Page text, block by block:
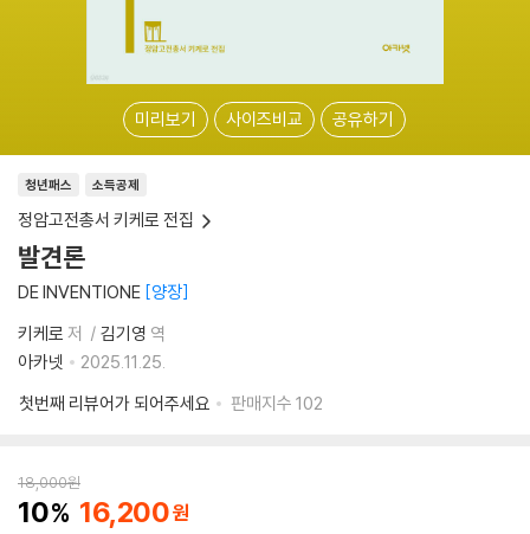
미리보기 사이즈비교 공유하기
소득공제
청년패스
정암고전총서 키케로 전집
발견론
DE INVENTIONE 양장
키케로 저 김기영 역
아카넷
2025.11.25.
첫번째 리뷰어가 되어주세요
판매지수 102
18,000원
10 16,200